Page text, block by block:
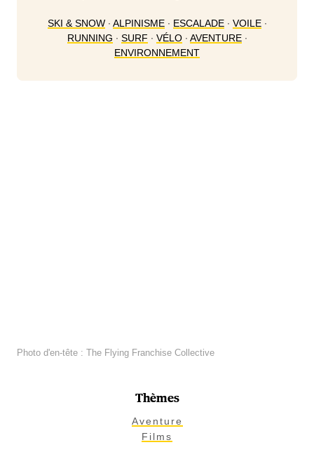
SKI & SNOW∙ ALPINISME∙ ESCALADE∙ VOILE∙
RUNNING ∙ SURF ∙ VÉLO∙ AVENTURE∙
ENVIRONNEMENT
Photo d'en-tête : The Flying Franchise Collective
Thèmes
Aventure
Films